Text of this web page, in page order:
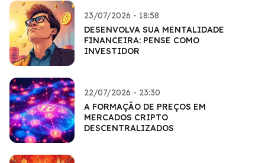
23/07/2026 - 18:58
DESENVOLVA SUA MENTALIDADE
FINANCEIRA: PENSE COMO
INVESTIDOR
22/07/2026 - 23:30
A FORMAÇÃO DE PREÇOS EM
MERCADOS CRIPTO
DESCENTRALIZADOS